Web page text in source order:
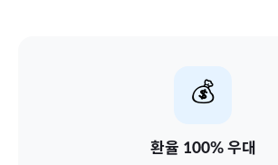
💰
환율 100% 우대